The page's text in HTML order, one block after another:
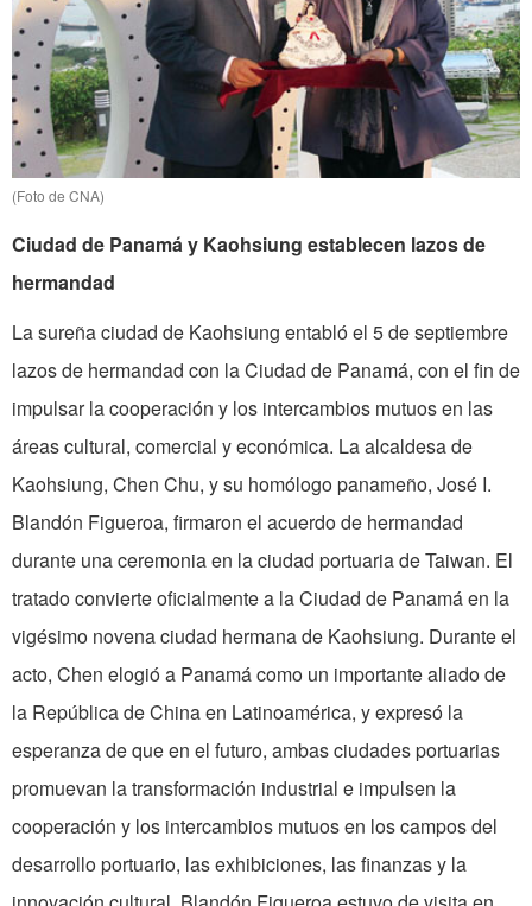
(Foto de CNA)
Ciudad de Panamá y Kaohsiung establecen lazos de
hermandad
La sureña ciudad de Kaohsiung entabló el 5 de septiembre
lazos de hermandad con la Ciudad de Panamá, con el fin de
impulsar la cooperación y los intercambios mutuos en las
áreas cultural, comercial y económica. La alcaldesa de
Kaohsiung, Chen Chu, y su homólogo panameño, José I.
Blandón Figueroa, firmaron el acuerdo de hermandad
durante una ceremonia en la ciudad portuaria de Taiwan. El
tratado convierte oficialmente a la Ciudad de Panamá en la
vigésimo novena ciudad hermana de Kaohsiung. Durante el
acto, Chen elogió a Panamá como un importante aliado de
la República de China en Latinoamérica, y expresó la
esperanza de que en el futuro, ambas ciudades portuarias
promuevan la transformación industrial e impulsen la
cooperación y los intercambios mutuos en los campos del
desarrollo portuario, las exhibiciones, las finanzas y la